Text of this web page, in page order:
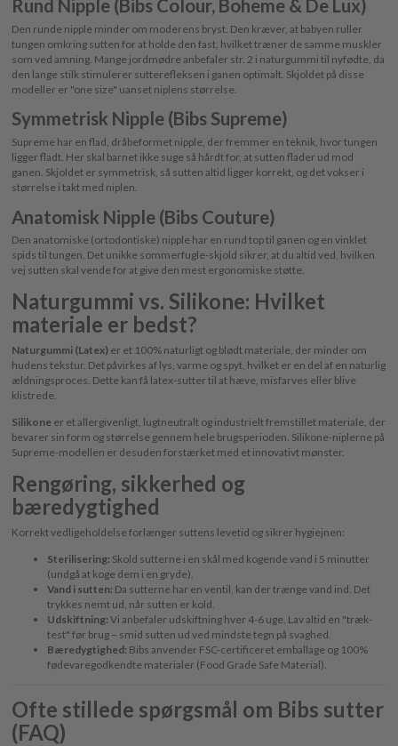
Rund Nipple (Bibs Colour, Boheme & De Lux)
Den runde nipple minder om moderens bryst. Den kræver, at babyen ruller
tungen omkring sutten for at holde den fast, hvilket træner de samme muskler
som ved amning. Mange jordmødre anbefaler str. 2 i naturgummi til nyfødte, da
den lange stilk stimulerer sutterefleksen i ganen optimalt. Skjoldet på disse
modeller er "one size" uanset niplens størrelse.
Symmetrisk Nipple (Bibs Supreme)
Supreme har en flad, dråbeformet nipple, der fremmer en teknik, hvor tungen
ligger fladt. Her skal barnet ikke suge så hårdt for, at sutten flader ud mod
ganen. Skjoldet er symmetrisk, så sutten altid ligger korrekt, og det vokser i
størrelse i takt med niplen.
Anatomisk Nipple (Bibs Couture)
Den anatomiske (ortodontiske) nipple har en rund top til ganen og en vinklet
spids til tungen. Det unikke sommerfugle-skjold sikrer, at du altid ved, hvilken
vej sutten skal vende for at give den mest ergonomiske støtte.
Naturgummi vs. Silikone: Hvilket
materiale er bedst?
Naturgummi (Latex)er et 100% naturligt og blødt materiale, der minder om
hudens tekstur. Det påvirkes af lys, varme og spyt, hvilket er en del af en naturlig
ældningsproces. Dette kan få latex-sutter til at hæve, misfarves eller blive
klistrede.
Silikoneer et allergivenligt, lugtneutralt og industrielt fremstillet materiale, der
bevarer sin form og størrelse gennem hele brugsperioden. Silikone-niplerne på
Supreme-modellen er desuden forstærket med et innovativt mønster.
Rengøring, sikkerhed og
bæredygtighed
Korrekt vedligeholdelse forlænger suttens levetid og sikrer hygiejnen:
Sterilisering: Skold sutterne i en skål med kogende vand i 5 minutter
(undgå at koge dem i en gryde).
Vand i sutten: Da sutterne har en ventil, kan der trænge vand ind. Det
trykkes nemt ud, når sutten er kold.
Udskiftning: Vi anbefaler udskiftning hver 4-6 uge. Lav altid en "træk-
test" før brug – smid sutten ud ved mindste tegn på svaghed.
Bæredygtighed: Bibs anvender FSC-certificeret emballage og 100%
fødevaregodkendte materialer (Food Grade Safe Material).
Ofte stillede spørgsmål om Bibs sutter
(FAQ)